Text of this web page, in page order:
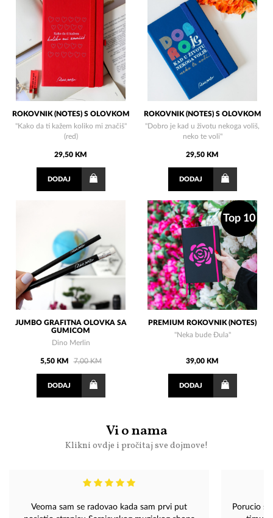
ROKOVNIK (NOTES) S OLOVKOM
"Kako da ti kažem koliko mi značiš"
(red)
29,50 KM
DODAJ
ROKOVNIK (NOTES) S OLOVKOM
"Dobro je kad u životu nekoga voliš,
neko te voli"
29,50 KM
DODAJ
JUMBO GRAFITNA OLOVKA SA
GUMICOM
Dino Merlin
5,50 KM 7,00 KM
DODAJ
Top 10
PREMIUM ROKOVNIK (NOTES)
"Neka bude Đula"
39,00 KM
DODAJ
Vi o nama
Klikni ovdje i pročitaj sve dojmove!
Veoma sam se radovao kada sam prvi put
Porucio